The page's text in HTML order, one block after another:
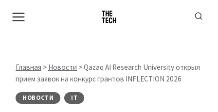
Главная > Новости >Qazaq AI Research University открыл
прием заявок на конкурс грантов INFLECTION 2026
НОВОСТИ IT